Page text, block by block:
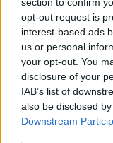
opt-out request is
interest-based ads
us or personal
your opt-out. You
disclosure of your
IAB’s list of
also be disclosed
Downstream